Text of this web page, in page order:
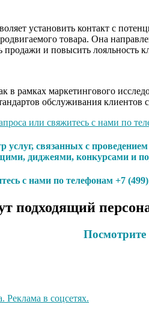
установить контакт с
товара. Она
и повысить лояльность
рамках маркетингового
обслуживания клиентов
или свяжитесь с нами по
услуг, связанных с
диджеями, конкурсами и
с нами по телефонам +7
подходящий